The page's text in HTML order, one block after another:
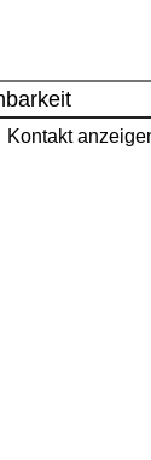
Kontakt